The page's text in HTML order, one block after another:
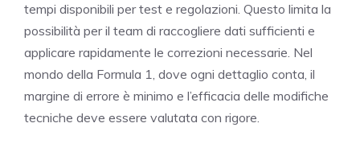
tempi disponibili per test e regolazioni. Questo limita la
possibilità per il team di raccogliere dati sufficienti e
applicare rapidamente le correzioni necessarie. Nel
mondo della Formula 1, dove ogni dettaglio conta, il
margine di errore è minimo e l’efficacia delle modifiche
tecniche deve essere valutata con rigore.